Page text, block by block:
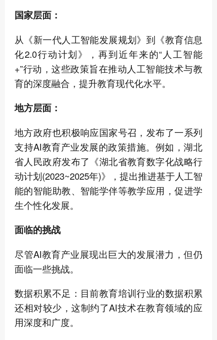
国家层面：
从《新一代人工智能发展规划》到《教育信息
化2.0行动计划》，再到近年来的“人工智能
+”行动，这些政策旨在推动人工智能技术与教
育的深度融合，提升教育现代化水平。
地方层面：
地方政府也积极响应国家号召，发布了一系列
支持AI教育产业发展的政策措施。例如，湖北
省人民政府发布了《湖北省教育数字化战略行
动计划(2023~2025年)》，提出推进基于人工智
能的智能助教、智能学伴等教学应用，促进学
生个性化发展。
面临的挑战
尽管AI教育产业展现出巨大的发展潜力，但仍
面临一些挑战。
数据积累不足：目前教育培训行业的数据积累
还相对较少，这制约了AI技术在教育领域的应
用深度和广度。